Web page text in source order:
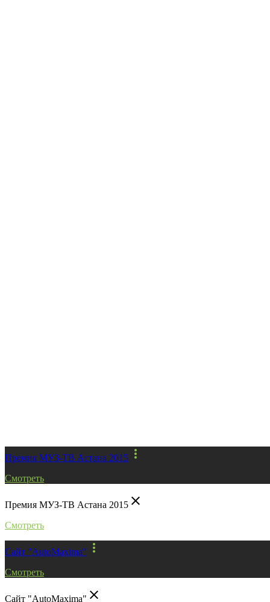
Премия МУЗ-ТВ Астана 2015 more_vert
Смотреть
Премия МУЗ-ТВ Астана 2015 close
Смотреть
Сайт "AutoMaxima" more_vert
Смотреть
Сайт "AutoMaxima" close